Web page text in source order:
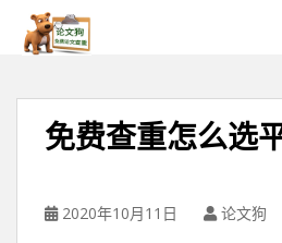
免费查重怎么选
2020年10月11日 论文狗